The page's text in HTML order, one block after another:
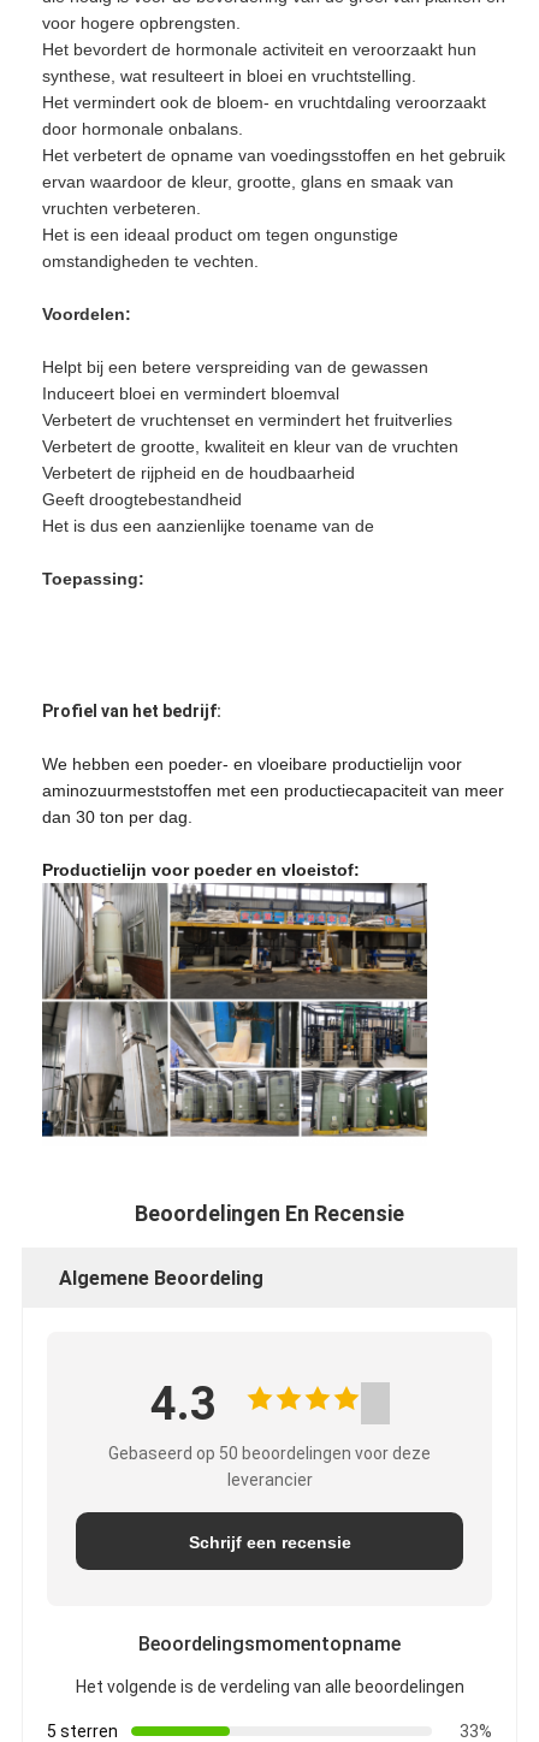
voor hogere opbrengsten.
Het bevordert de hormonale activiteit en veroorzaakt hun
synthese, wat resulteert in bloei en vruchtstelling.
Het vermindert ook de bloem- en vruchtdaling veroorzaakt
door hormonale onbalans.
Het verbetert de opname van voedingsstoffen en het gebruik
ervan waardoor de kleur, grootte, glans en smaak van
vruchten verbeteren.
Het is een ideaal product om tegen ongunstige
omstandigheden te vechten.
Voordelen:
Helpt bij een betere verspreiding van de gewassen
Induceert bloei en vermindert bloemval
Verbetert de vruchtenset en vermindert het fruitverlies
Verbetert de grootte, kwaliteit en kleur van de vruchten
Verbetert de rijpheid en de houdbaarheid
Geeft droogtebestandheid
Het is dus een aanzienlijke toename van de
Toepassing:
Profiel van het bedrijf:
We hebben een poeder- en vloeibare productielijn voor
aminozuurmeststoffen met een productiecapaciteit van meer
dan 30 ton per dag.
Productielijn voor poeder en vloeistof:
Beoordelingen En Recensie
Algemene Beoordeling
4.3
Gebaseerd op 50 beoordelingen voor deze
leverancier
Schrijf een recensie
Beoordelingsmomentopname
Het volgende is de verdeling van alle beoordelingen
5 sterren
33%